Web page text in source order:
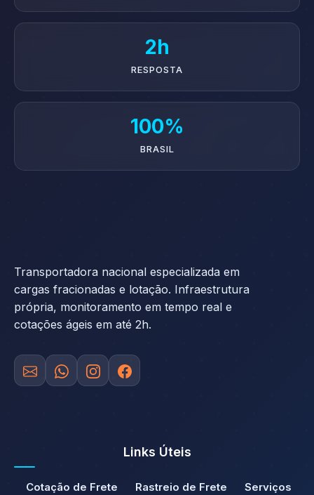
2h
RESPOSTA
100%
BRASIL
Transportadora nacional especializada em
cargas fracionadas e lotação. Infraestrutura
própria, monitoramento em tempo real e
cotações ágeis em até 2h.
Links Úteis
Cotação de Frete Rastreio de Frete Serviços